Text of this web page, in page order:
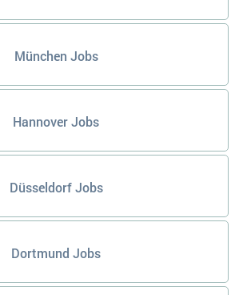
München Jobs
Hannover Jobs
Düsseldorf Jobs
Dortmund Jobs